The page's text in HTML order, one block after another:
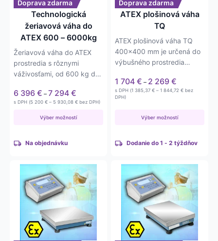
Doprava zdarma
Technologická
žeriavová váha do
ATEX 600 – 6000kg
Žeriavová váha do ATEX
prostredia s rôznymi
váživosťami, od 600 kg do
nerezové…
6 396 € – 7 294 €
range:
through
s DPH (5 200 € – 5 930,08 €Price
bez DPH)
Výber možností
vybrať
stránke
Na objednávku
Doprava zdarma
ATEX plošinová váha
TQ
ATEX plošinová váha TQ
400×400 mm je určená do
výbušného prostredia
X pre…
1 704 € – 2 269 €
range:
2 269 €
s DPH (1 385,37 € – 1 844,72 €Price
bez
DPH)
Výber možností
vybrať
produktu.
Dodanie do 1 - 2 týždňov
produkt
viacero
variantov.
Možnosti
produkt
má
viacero
variantov.
Možnosti